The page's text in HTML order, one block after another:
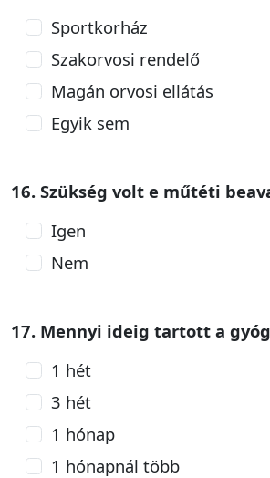
Sportkorház
Szakorvosi rendelő
Magán orvosi ellátás
Egyik sem
16. Szükség volt e műtéti
Igen
Nem
17. Mennyi ideig tartott a
1 hét
3 hét
1 hónap
1 hónapnál több